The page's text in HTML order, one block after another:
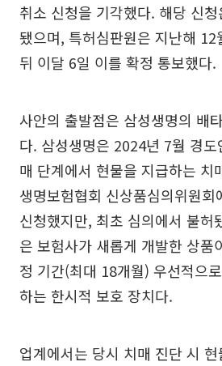
취소 신청을 기각했다. 해당 신
됐으며, 특허심판원은 지난해
뒤 이달 6일 이를 확정 통보했다.
사안의 출발점은 삼성생명의 배
다. 삼성생명은 2024년 7월 경도
매 단계에서 현물을 지급하는 치
생명보험협회 신상품심의위원회
신청했지만, 최초 심의에서 불허
은 보험사가 새롭게 개발한 상품
정 기간(최대 18개월) 우선적으
하는 한시적 보호 장치다.
업계에서는 당시 치매 진단 시